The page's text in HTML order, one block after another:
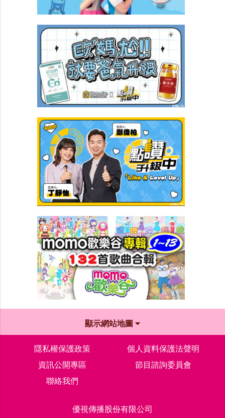
顯示網站地圖
隱私權保護政策
個人資料保護法聲明
資訊公開專區
節目諮詢委員會
聯絡我們
優視傳播股份有限公司